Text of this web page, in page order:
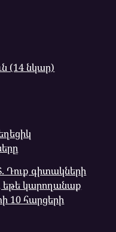
(14 նկար)
Դուք գիտակների
եթե կարողանաք
10 հարցերի